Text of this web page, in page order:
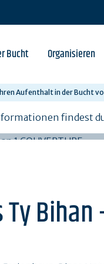
Bucht Organisieren
Aufenthalt in der Bucht
findest
Bihan